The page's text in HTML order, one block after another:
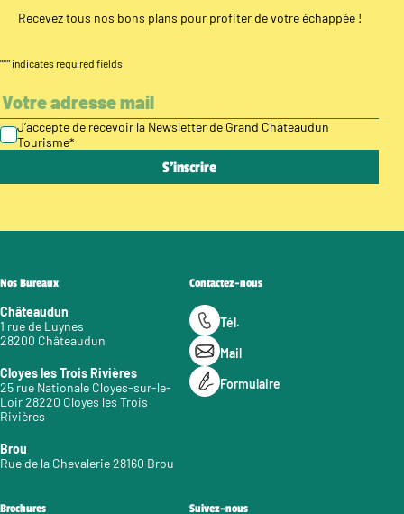
Recevez tous nos bons plans pour profiter de votre échappée !
"*" indicates required fields
J’accepte de recevoir la Newsletter de Grand Châteaudun
Tourisme*
Nos Bureaux
Châteaudun
1 rue de Luynes
28200 Châteaudun
Cloyes les Trois Rivières
25 rue Nationale Cloyes-sur-le-
Loir 28220 Cloyes les Trois
Rivières
Brou
Rue de la Chevalerie 28160 Brou
Contactez-nous
Tél.
Mail
Formulaire
Brochures Suivez-nous